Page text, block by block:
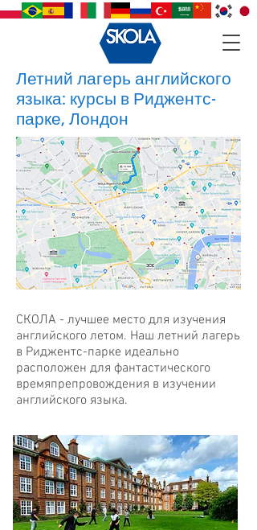
Летний лагерь английского
языка: курсы в Риджентс-
парке, Лондон
СКОЛА - лучшее место для изучения
английского летом. Наш летний лагерь
в Риджентс-парке идеально
расположен для фантастического
времяпрепровождения в изучении
английского языка.